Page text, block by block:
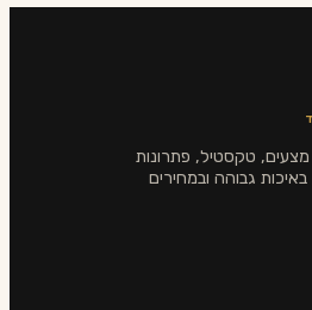
טקסטיל, פתרונות
גבוהה ובמחירים